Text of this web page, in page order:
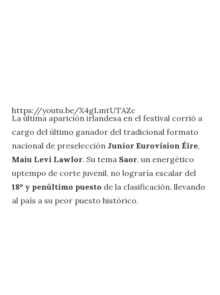
https://youtu.be/X4gLmtUTAZc
La última aparición irlandesa en el festival corrió a
cargo del último ganador del tradicional formato
nacional de preselección Junior Eurovision Éire,
Maiu Levi Lawlor. Su tema Saor, un energético
uptempo de corte juvenil, no lograría escalar del
18º y penúltimo puesto de la clasificación, llevando
al país a su peor puesto histórico.